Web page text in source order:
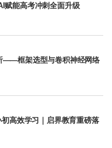
能高考冲刺全面升级
——框架选型与卷积神经网络
高效学习｜启界教育重磅落